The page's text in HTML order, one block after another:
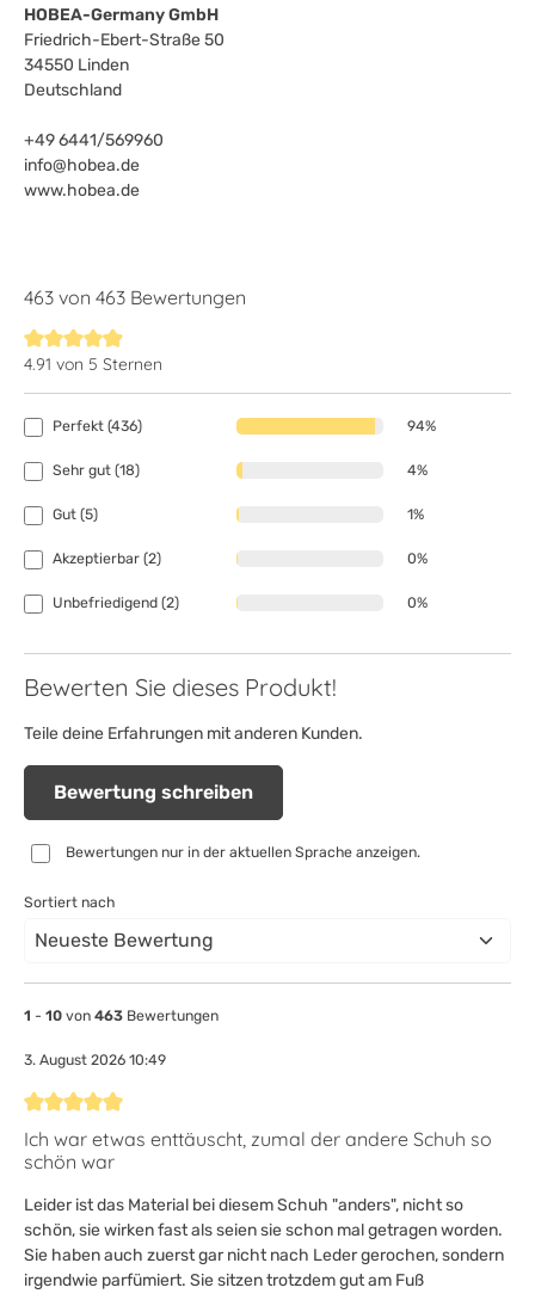
HOBEA-Germany GmbH
Friedrich-Ebert-Straße 50
34550 Linden
Deutschland
+49 6441/569960
info@hobea.de
www.hobea.de
463 von 463 Bewertungen
Durchschnittliche Bewertung von 4.9 von 5 Sternen
4.91 von 5 Sternen
Perfekt (436) 94%
Sehr gut (18) 4%
Gut (5) 1%
Akzeptierbar (2) 0%
Unbefriedigend (2) 0%
Bewerten Sie dieses Produkt!
Teile deine Erfahrungen mit anderen Kunden.
Bewertung schreiben
Bewertungen nur in der aktuellen Sprache anzeigen.
Sortiert nach
1 - 10 von 463 Bewertungen
3. August 2026 10:49
Bewertung mit 5 von 5 Sternen
Ich war etwas enttäuscht, zumal der andere Schuh so
schön war
Leider ist das Material bei diesem Schuh "anders", nicht so
schön, sie wirken fast als seien sie schon mal getragen worden.
Sie haben auch zuerst gar nicht nach Leder gerochen, sondern
irgendwie parfümiert. Sie sitzen trotzdem gut am Fuß